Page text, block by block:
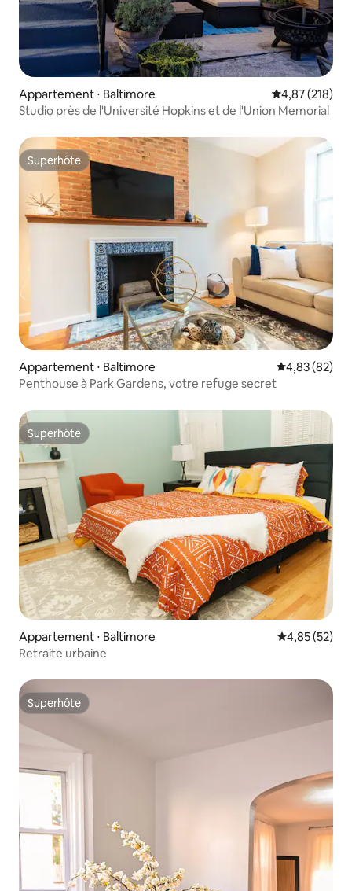
Appartement ⋅ Baltimore Évaluation
4,87 (218)
Studio près de l'Université Hopkins et de l'Union Memorial
Superhôte
Superhôte
Appartement ⋅ Baltimore Évaluation
4,83 (82)
Penthouse à Park Gardens, votre refuge secret
Superhôte
Superhôte
Appartement ⋅ Baltimore Évaluation
4,85 (52)
Retraite urbaine
Superhôte
Superhôte